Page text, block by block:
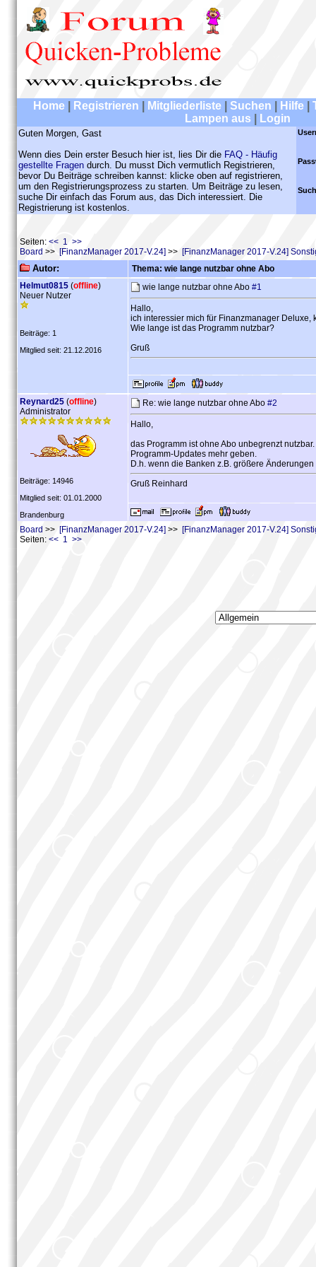
Home Registrieren Mitgliederliste Suchen Hilfe
Lampen aus
Login
Guten Morgen, Gast
Wenn dies Dein erster Besuch hier ist, lies Dir die FAQ - Häufig
gestellte Fragen durch. Du musst Dich vermutlich Registrieren,
bevor Du Beiträge schreiben kannst: klicke oben auf registrieren,
um den Registrierungsprozess zu starten. Um Beiträge zu lesen,
suche Dir einfach das Forum aus, das Dich interessiert. Die
Registrierung ist kostenlos.
Seiten: << 1 >>
Board >> [FinanzManager 2017-V.24] >> [FinanzManager 2017-V.24]
Autor:
Thema: wie lange nutzbar ohne Abo
Helmut0815 (offline)
Neuer Nutzer
Beiträge: 1
Mitglied seit: 21.12.2016
wie lange nutzbar ohne Abo #1
Hallo,
ich interessier mich für Finanzmanager Deluxe,
Wie lange ist das Programm nutzbar?
Gruß
Reynard25 (offline)
Administrator
Beiträge: 14946
Mitglied seit: 01.01.2000
Brandenburg
Re: wie lange nutzbar ohne Abo #2
Hallo,
das Programm ist ohne Abo unbegrenzt
Programm-Updates mehr geben.
D.h. wenn die Banken z.B. größere
Gruß Reinhard
Board >> [FinanzManager 2017-V.24] >> [FinanzManager 2017-V.24]
Seiten: << 1 >>